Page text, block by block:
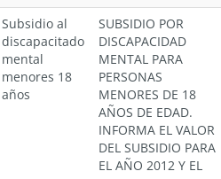
Subsidio al
discapacitado
mental
menores 18
años
SUBSIDIO POR
DISCAPACIDAD
MENTAL PARA
PERSONAS
MENORES DE 18
AÑOS DE EDAD.
INFORMA EL VALOR
DEL SUBSIDIO PARA
EL AÑO 2012 Y EL